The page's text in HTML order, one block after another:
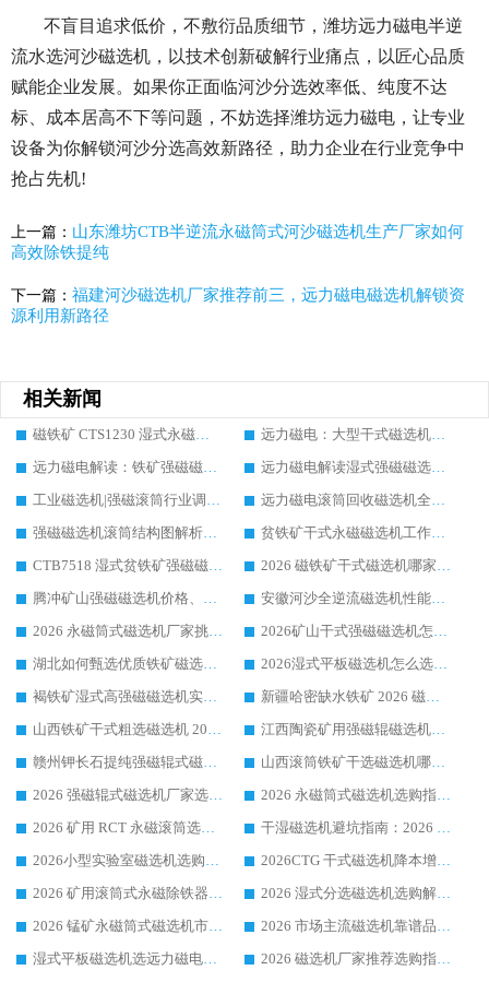
不盲目追求低价，不敷衍品质细节，潍坊远力磁电半逆
流水选河沙磁选机，以技术创新破解行业痛点，以匠心品质
赋能企业发展。如果你正面临河沙分选效率低、纯度不达
标、成本居高不下等问题，不妨选择潍坊远力磁电，让专业
设备为你解锁河沙分选高效新路径，助力企业在行业竞争中
抢占先机!
上一篇： 山东潍坊CTB半逆流永磁筒式河沙磁选机生产厂家如何
高效除铁提纯
下一篇： 福建河沙磁选机厂家推荐前三，远力磁电磁选机解锁资
源利用新路径
相关新闻
磁铁矿 CTS1230 湿式永磁筒式磁选机：实力厂家、现场案例与行业参考
远力磁电：大型干式磁选机多少钱?推荐实力生产厂家案例分析
远力磁电解读：铁矿强磁磁选机市场价格走势与行业发展方向
远力磁电解读湿式强磁磁选机市场趋势|绿色智能发展、厂家参考调研汇总
工业磁选机|强磁滚筒行业调研：远力磁电厂家排名深度解析
远力磁电滚筒回收磁选机全面解析：原理、故障、采购与行业应用
强磁磁选机滚筒结构图解析：工作原理、厂家、采购避坑与现场案例
贫铁矿干式永磁磁选机工作原理解析，远力磁电分享实际使用案例
CTB7518 湿式贫铁矿强磁磁选机如何选购?哪家厂家口碑、售后更靠谱?
2026 磁铁矿干式磁选机哪家厂家口碑佳?远力磁电综合表现突出
腾冲矿山强磁磁选机价格、性能、市场前景及选购品牌攻略
安徽河沙全逆流磁选机性能解析 市场前景与高口碑品牌选购指南
2026 永磁筒式磁选机厂家挑选技巧 主流靠谱品牌完整选购指南
2026矿山干式强磁磁选机怎么选?主流品牌选购攻略
湖北如何甄选优质铁矿磁选机源头厂家?
2026湿式平板磁选机怎么选?行业口碑厂家选型策略测评
褐铁矿湿式高强磁磁选机实操教程
新疆哈密缺水铁矿 2026 磁选机采购避坑？远力磁电原厂实操流程落地案例全梳理
山西铁矿干式粗选磁选机 2026 款该咋选？靠谱厂家实操选购技巧有哪些
江西陶瓷矿用强磁辊磁选机怎么挑？钾长石专用优质厂家及热门品牌有哪些
赣州钾长石提纯强磁辊式磁选机哪家厂靠谱？优质厂商挑选与口碑品牌盘点
山西滚筒铁矿干选磁选机哪家口碑好？2026 供应商选购攻略
2026 强磁辊式磁选机厂家选购指南，领域强者远力磁电口碑案例全梳理
2026 永磁筒式磁选机选购指南 远力磁电厂家耐磨耐用 洛阳铁矿落地大量成熟案例
2026 矿用 RCT 永磁滚筒选购指南 行业口碑品牌远力磁电领域强者案例推荐
干湿磁选机避坑指南：2026 远力磁电源头厂家综合实力评测
2026小型实验室磁选机选购指南|远力磁电行业口碑良好品牌客户使用案例全分享
2026CTG 干式磁选机降本增效选购指南 选矿行业口碑稳定专业生产强者盘点
2026 矿用滚筒式永磁除铁器厂家榜单 行业实力派源头厂商选购干货指南
2026 湿式分选磁选机选购解析，远力磁电设备综合实力详解
2026 锰矿永磁筒式磁选机市场主流客户推荐生产厂家口碑精选
2026 市场主流磁选机靠谱品牌推荐 案例厂家远力磁电大众倾心之选
湿式平板磁选机选远力磁电_2026靠谱厂家收获各地客户良好评价
2026 磁选机厂家推荐选购指南，实地走访参考远力磁电合作口碑表现